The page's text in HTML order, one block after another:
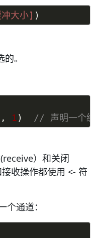
大小] )
。
, 1) // 声明一个缓
）和关闭
收操作都使用 <- 符
通道：